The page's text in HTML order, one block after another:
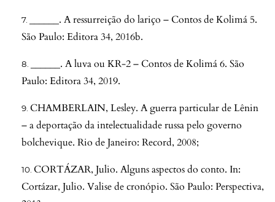
______. A ressurreição do lariço – Contos de Kolimá 5.
São Paulo: Editora 34, 2016b.
______. A luva ou KR-2 – Contos de Kolimá 6. São
Paulo: Editora 34, 2019.
CHAMBERLAIN, Lesley. A guerra particular de Lênin
– a deportação da intelectualidade russa pelo governo
bolchevique. Rio de Janeiro: Record, 2008;
CORTÁZAR, Julio. Alguns aspectos do conto. In:
Cortázar, Julio. Valise de cronópio. São Paulo: Perspectiva,